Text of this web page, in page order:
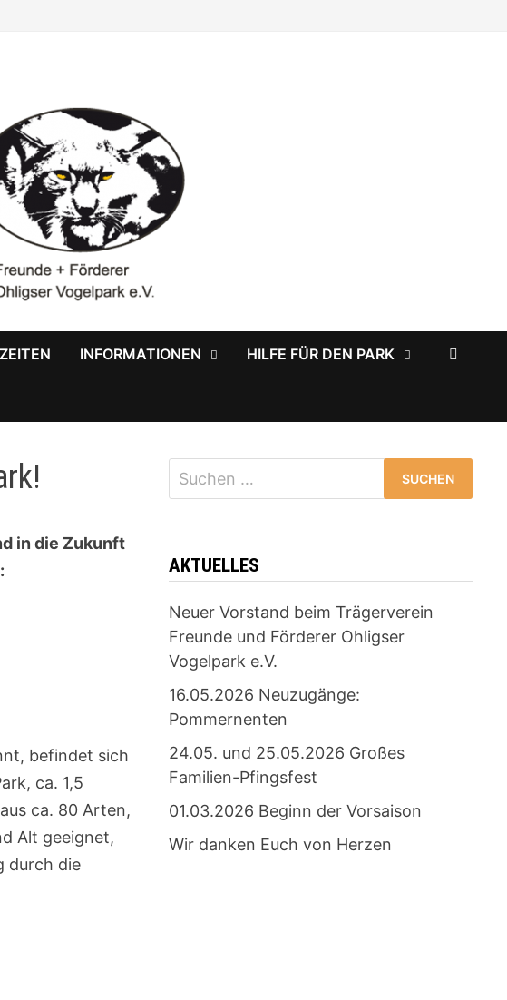
INFORMATIONEN HILFE FÜR DEN PARK
in die Zukunft
befindet sich
ca. 1,5
ca. 80 Arten,
Alt geeignet,
durch die
Suchen
nach:
AKTUELLES
Neuer Vorstand beim Trägerverein
Freunde und Förderer Ohligser
Vogelpark e.V.
16.05.2026 Neuzugänge:
Pommernenten
24.05. und 25.05.2026 Großes
Familien-Pfingsfest
01.03.2026 Beginn der Vorsaison
Wir danken Euch von Herzen